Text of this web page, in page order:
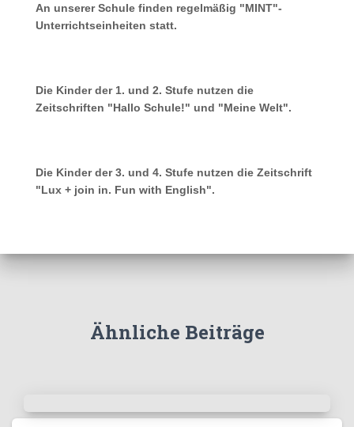
An unserer Schule finden regelmäßig "MINT"-
Unterrichtseinheiten statt.
Die Kinder der 1. und 2. Stufe nutzen die
Zeitschriften "Hallo Schule!" und "Meine Welt".
Die Kinder der 3. und 4. Stufe nutzen die Zeitschrift
"Lux + join in. Fun with English".
Ähnliche Beiträge